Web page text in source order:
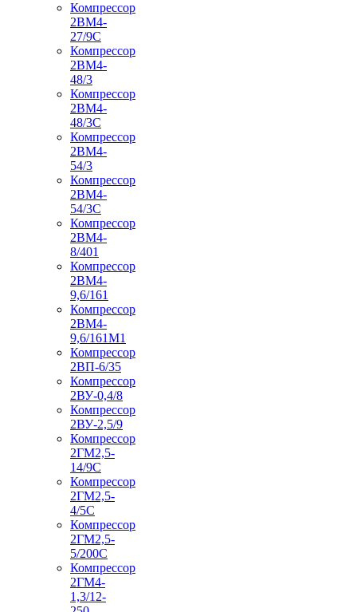
Компрессор
2ВМ4-
27/9С
Компрессор
2ВМ4-
48/3
Компрессор
2ВМ4-
48/3С
Компрессор
2ВМ4-
54/3
Компрессор
2ВМ4-
54/3С
Компрессор
2ВМ4-
8/401
Компрессор
2ВМ4-
9,6/161
Компрессор
2ВМ4-
9,6/161М1
Компрессор
2ВП-6/35
Компрессор
2ВУ-0,4/8
Компрессор
2ВУ-2,5/9
Компрессор
2ГМ2,5-
14/9С
Компрессор
2ГМ2,5-
4/5С
Компрессор
2ГМ2,5-
5/200С
Компрессор
2ГМ4-
1,3/12-